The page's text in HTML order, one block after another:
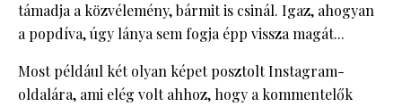
támadja a közvélemény, bármit is csinál. Igaz, ahogyan
a popdíva, úgy lánya sem fogja épp vissza magát...
Most például két olyan képet posztolt Instagram-
oldalára, ami elég volt ahhoz, hogy a kommentelők